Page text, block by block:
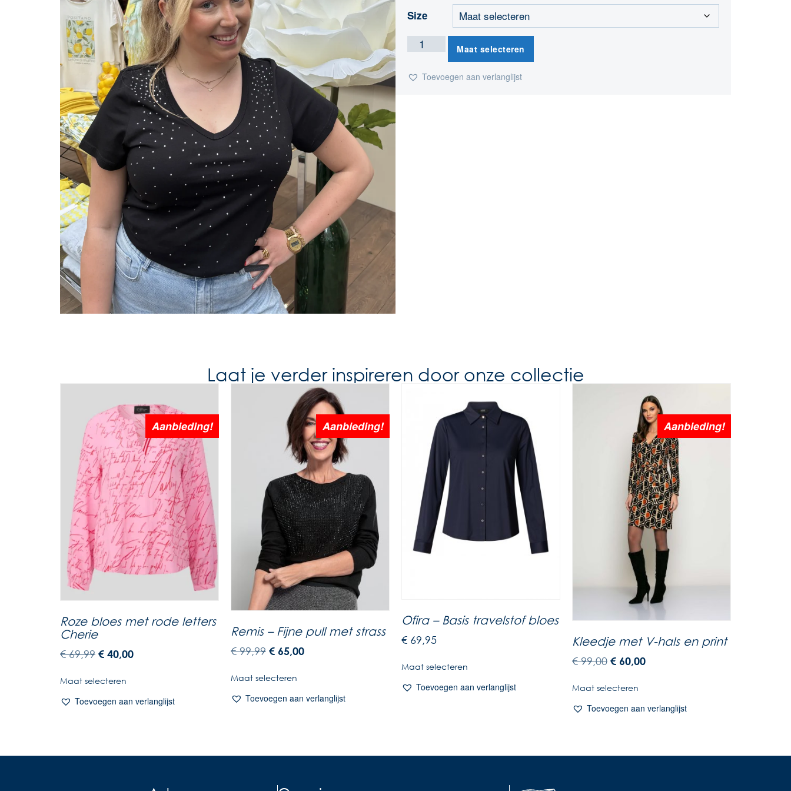
Size
Maat selecteren
Toevoegen aan verlanglijst
Laat je verder inspireren door onze collectie
Aanbieding!
Roze bloes met rode letters
Cherie
€69,99 € 40,00
Maat selecteren
Toevoegen aan verlanglijst
Aanbieding!
Remis – Fijne pull met strass
€99,99 € 65,00
Maat selecteren
Toevoegen aan verlanglijst
Ofira – Basis travelstof bloes
€ 69,95
Maat selecteren
Toevoegen aan verlanglijst
Aanbieding!
Kleedje met V-hals en print
€99,00 € 60,00
Maat selecteren
Toevoegen aan verlanglijst